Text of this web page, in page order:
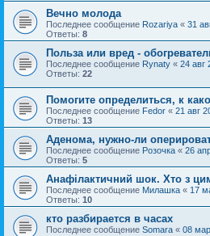
Вечно молода
Последнее сообщение Rozariya « 31
Ответы: 8
Польза или вред -
Последнее сообщение Rynaty « 24 авг
Ответы: 22
Помогите определиться, к
Последнее сообщение Fedor « 21 авг
Ответы: 13
Аденома, нужно-ли
Последнее сообщение Розочка « 26
Ответы: 5
Анафілактичний шок. Хто з
Последнее сообщение Милашка « 17
Ответы: 10
кто разбирается в часах
Последнее сообщение Somara « 08